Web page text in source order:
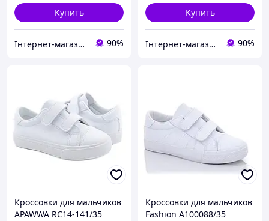
Купить
Інтернет-магазин Look 100 Clothes 90%
Купить
Інтернет-магазин Look 100 Clothes 90%
Кроссовки для мальчиков
APAWWA RC14-141/35
Кроссовки для мальчиков
Fashion A100088/35